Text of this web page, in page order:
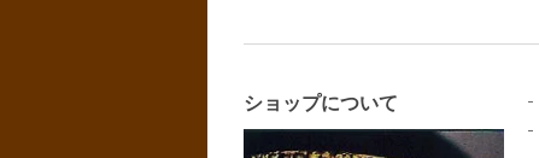
ショップについて